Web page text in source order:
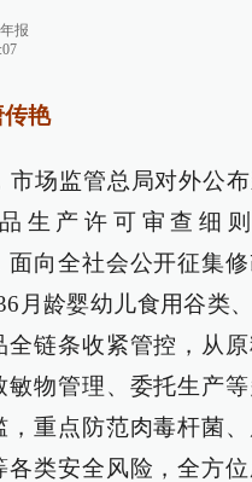
报
艳
市场监管总局对外公
生产许可审查细
面向全社会公开征集
月龄婴幼儿食用谷类
全链条收紧管控，从
敏物管理、委托生产
，重点防范肉毒杆菌
各类安全风险，全方